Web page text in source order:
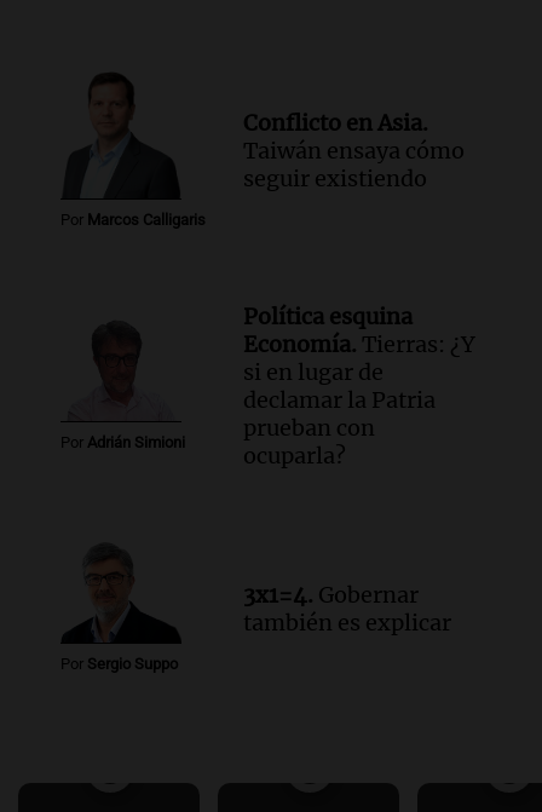
Por Marcos Calligaris
Conflicto en Asia.
Taiwán ensaya cómo
seguir existiendo
Por Adrián Simioni
Política esquina
Economía. Tierras: ¿Y
si en lugar de
declamar la Patria
prueban con
ocuparla?
Por Sergio Suppo
3x1=4. Gobernar
también es explicar